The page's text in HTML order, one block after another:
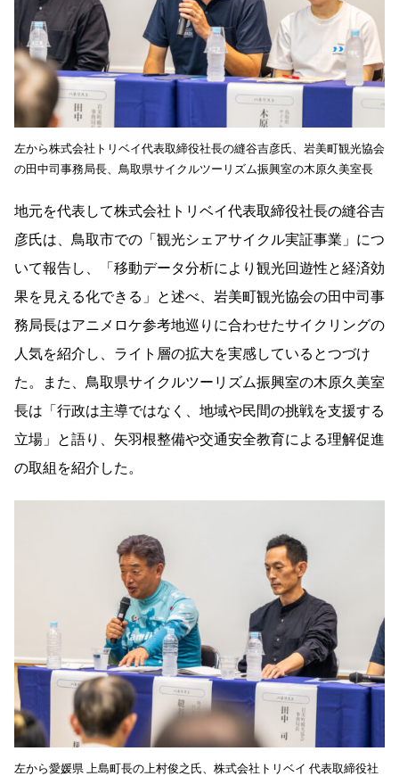
左から株式会社トリベイ代表取締役社長の縫谷吉彦氏、岩美町観光協会
の田中司事務局長、鳥取県サイクルツーリズム振興室の木原久美室長
地元を代表して株式会社トリベイ代表取締役社長の縫谷吉
彦氏は、鳥取市での「観光シェアサイクル実証事業」につ
いて報告し、「移動データ分析により観光回遊性と経済効
果を見える化できる」と述べ、岩美町観光協会の田中司事
務局長はアニメロケ参考地巡りに合わせたサイクリングの
人気を紹介し、ライト層の拡大を実感しているとつづけ
た。また、鳥取県サイクルツーリズム振興室の木原久美室
長は「行政は主導ではなく、地域や民間の挑戦を支援する
立場」と語り、矢羽根整備や交通安全教育による理解促進
の取組を紹介した。
左から愛媛県 上島町長の上村俊之氏、株式会社トリベイ 代表取締役社